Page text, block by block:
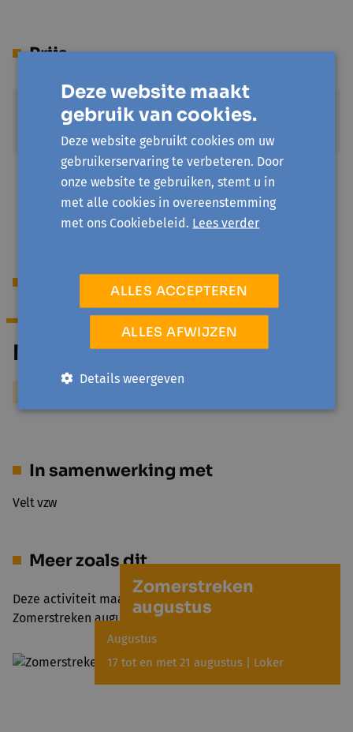
Prijs
Standaardprijs
UiTPAS kansentarief
Begeleiding
Michel Gonzaga
In samenwerking met
Velt vzw
Meer zoals dit
Deze activiteit maakt deel uit van het project
Zomerstreken augustus
Zomerstreken
augustus
Augustus
17 tot en met 21 augustus | Loker
Deze website maakt
gebruik van cookies.
Deze website gebruikt cookies om uw
gebruikerservaring te verbeteren. Door
onze website te gebruiken, stemt u in
met alle cookies in overeenstemming
met ons Cookiebeleid. Lees verder
ALLES ACCEPTEREN
ALLES AFWIJZEN
Details weergeven